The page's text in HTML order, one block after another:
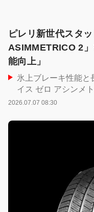
ピレリ新世代スタ
ASIMMETRICO 2
能向上」
氷上ブレーキ性能と
イス ゼロ アシンメト
2026.07.07 08:30